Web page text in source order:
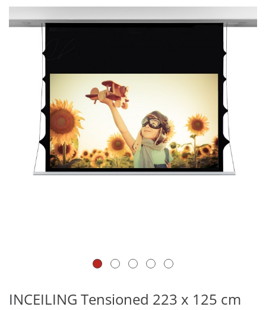
INCEILING Tensioned 223 x 125 cm